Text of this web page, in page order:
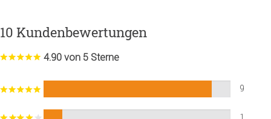
10 Kundenbewertungen
4.90 von 5 Sterne
9